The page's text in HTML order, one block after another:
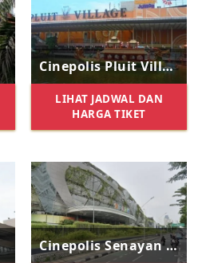
Cinepolis Pluit Village
LIHAT JADWAL DAN
HARGA TIKET
Cinepolis Senayan Park